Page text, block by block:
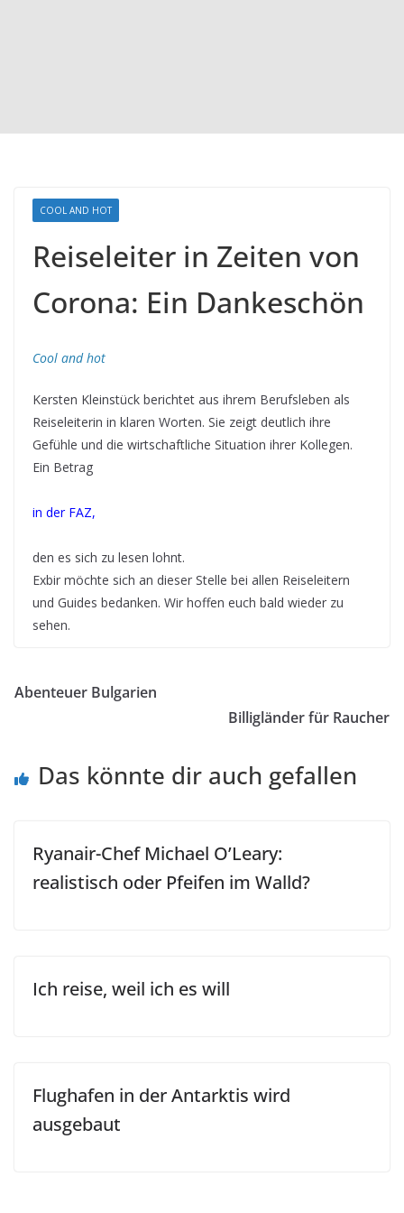
COOL AND HOT
Reiseleiter in Zeiten von
Corona: Ein Dankeschön
Cool and hot
Kersten Kleinstück berichtet aus ihrem Berufsleben als
Reiseleiterin in klaren Worten. Sie zeigt deutlich ihre
Gefühle und die wirtschaftliche Situation ihrer Kollegen.
Ein Betrag
in der FAZ,
den es sich zu lesen lohnt.
Exbir möchte sich an dieser Stelle bei allen Reiseleitern
und Guides bedanken. Wir hoffen euch bald wieder zu
sehen.
Abenteuer Bulgarien
Billigländer für Raucher
Das könnte dir auch gefallen
Ryanair-Chef Michael O’Leary:
realistisch oder Pfeifen im Walld?
Ich reise, weil ich es will
Flughafen in der Antarktis wird
ausgebaut